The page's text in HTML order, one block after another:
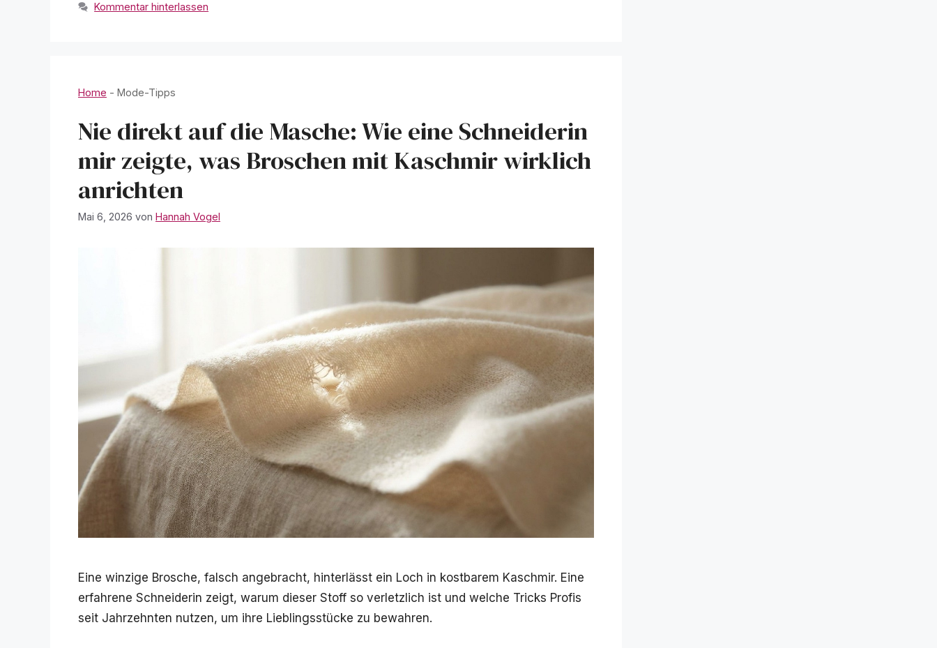
Kommentar hinterlassen
Home - Mode-Tipps
Nie direkt auf die Masche: Wie eine Schneiderin
mir zeigte, was Broschen mit Kaschmir wirklich
anrichten
Mai 6, 2026 von Hannah Vogel
Eine winzige Brosche, falsch angebracht, hinterlässt ein Loch in kostbarem Kaschmir. Eine
erfahrene Schneiderin zeigt, warum dieser Stoff so verletzlich ist und welche Tricks Profis
seit Jahrzehnten nutzen, um ihre Lieblingsstücke zu bewahren.